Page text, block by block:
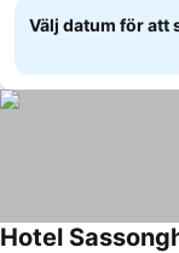
Välj datum för att
Hotel